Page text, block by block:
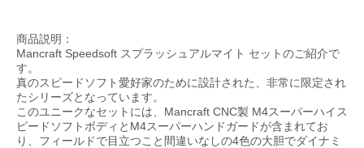
商品説明：
Mancraft Speedsoft スプラッシュアルマイト セットのご紹介で
す。
真のスピードソフト愛好家のために設計された、非常に限定され
たシリーズとなっています。
このユニークなセットには、Mancraft CNC製 M4スーパーハイス
ピードソフトボディとM4スーパーハンドガードが含まれてお
り、フィールドで目立つこと間違いなしの4色の大胆でダイナミ